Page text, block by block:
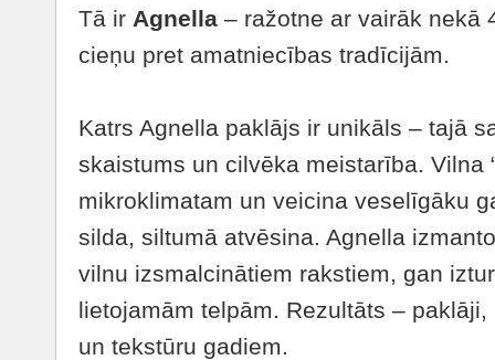
Tā ir Agnella – ražotne ar vairāk nekā
cieņu pret amatniecības tradīcijām.
Katrs Agnella paklājs ir unikāls – tajā
skaistums un cilvēka meistarība. Vilna
mikroklimatam un veicina veselīgāku
silda, siltumā atvēsina. Agnella
vilnu izsmalcinātiem rakstiem, gan
lietojamām telpām. Rezultāts –
un tekstūru gadiem.